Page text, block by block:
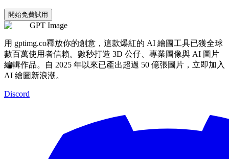
開始免費試用
GPT Image
用 gptimg.co釋放你的創意，這款爆紅的 AI 繪圖工具已獲全球
數百萬使用者信賴。數秒打造 3D 公仔、專業圖像與 AI 圖片
編輯作品。自 2025 年以來已產出超過 50 億張圖片，立即加入
AI 繪圖新浪潮。
Discord